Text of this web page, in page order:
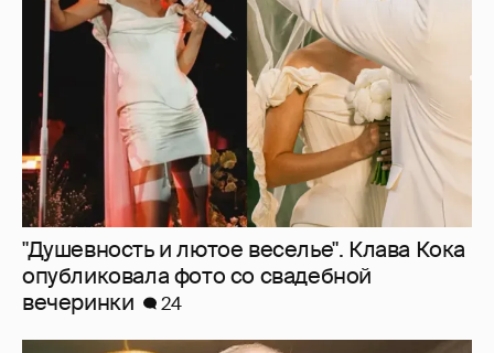
"Душевность и лютое веселье". Клава Кока
опубликовала фото со свадебной
вечеринки
24